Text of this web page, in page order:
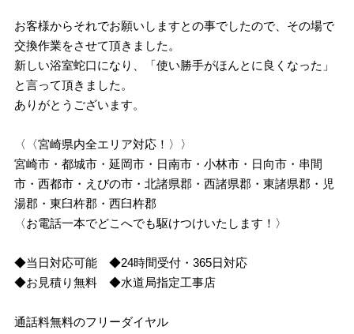
お客様からそれでお願いしますとの事でしたので、その場で
交換作業をさせて頂きました。
新しい浴室蛇口になり、「使い勝手がほんとに良くなった」
と言って頂きました。
ありがとうございます。
〈〈宮崎県内全エリア対応！〉〉
宮崎市・都城市・延岡市・日南市・小林市・日向市・串間
市・西都市・えびの市・北諸県郡・西諸県郡・東諸県郡・児
湯郡・東臼杵郡・西臼杵郡
〈お電話一本でどこへでも駆けつけいたします！〉
◆当日対応可能 ◆24時間受付・365日対応
◆お見積り無料 ◆水道局指定工事店
通話料無料のフリーダイヤル